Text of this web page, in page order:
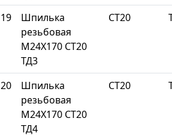
19
Шпилька
резьбовая
М24Х170 СТ20
ТД3
СТ20
20
Шпилька
резьбовая
М24Х170 СТ20
ТД4
СТ20